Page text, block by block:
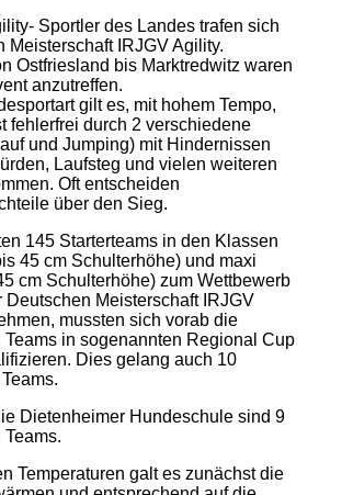
Sportler des Landes trafen sich
Meisterschaft IRJGV Agility.
Ostfriesland bis Marktredwitz waren
anzutreffen.
gilt es, mit hohem Tempo,
fehlerfrei durch 2 verschiedene
und Jumping) mit Hindernissen
Laufsteg und vielen weiteren
Oft entscheiden
über den Sieg.
145 Starterteams in den Klassen
45 cm Schulterhöhe) und maxi
cm Schulterhöhe) zum Wettbewerb
Deutschen Meisterschaft IRJGV
mussten sich vorab die
Teams in sogenannten Regional Cup
Dies gelang auch 10
Dietenheimer Hundeschule sind 9
Temperaturen galt es zunächst die